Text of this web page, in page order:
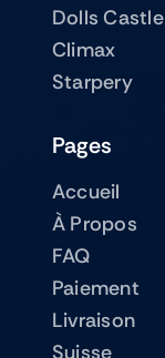
Dolls Castle
Climax
Starpery
Pages
Accueil
À Propos
FAQ
Paiement
Livraison
Suisse